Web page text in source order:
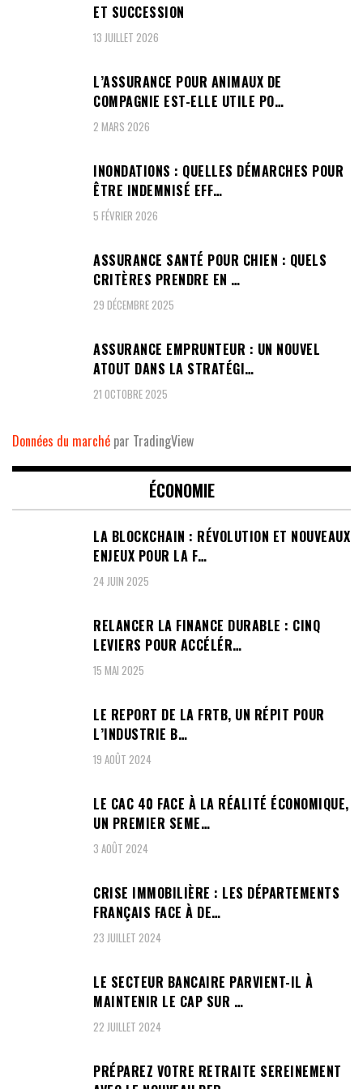
ET SUCCESSION
13 JUILLET 2026
L’ASSURANCE POUR ANIMAUX DE
COMPAGNIE EST-ELLE UTILE PO…
2 MARS 2026
INONDATIONS : QUELLES DÉMARCHES POUR
ÊTRE INDEMNISÉ EFF…
5 FÉVRIER 2026
ASSURANCE SANTÉ POUR CHIEN : QUELS
CRITÈRES PRENDRE EN …
29 DÉCEMBRE 2025
ASSURANCE EMPRUNTEUR : UN NOUVEL
ATOUT DANS LA STRATÉGI…
21 OCTOBRE 2025
Données du marché par TradingView
ÉCONOMIE
LA BLOCKCHAIN : RÉVOLUTION ET NOUVEAUX
ENJEUX POUR LA F…
24 JUIN 2025
RELANCER LA FINANCE DURABLE : CINQ
LEVIERS POUR ACCÉLÉR…
15 MAI 2025
LE REPORT DE LA FRTB, UN RÉPIT POUR
L’INDUSTRIE B…
19 AOÛT 2024
LE CAC 40 FACE À LA RÉALITÉ ÉCONOMIQUE,
UN PREMIER SEME…
3 AOÛT 2024
CRISE IMMOBILIÈRE : LES DÉPARTEMENTS
FRANÇAIS FACE À DE…
23 JUILLET 2024
LE SECTEUR BANCAIRE PARVIENT-IL À
MAINTENIR LE CAP SUR …
22 JUILLET 2024
PRÉPAREZ VOTRE RETRAITE SEREINEMENT